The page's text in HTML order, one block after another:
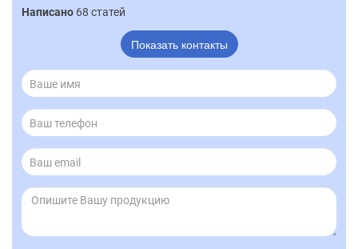
Написано 68 статей
Показать контакты